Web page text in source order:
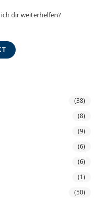
dir weiterhelfen?
(38)
(8)
(9)
(6)
(6)
(1)
(50)